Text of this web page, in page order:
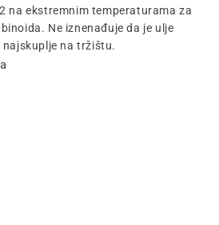
na ekstremnim temperaturama za
Ne iznenađuje da je ulje
na tržištu.